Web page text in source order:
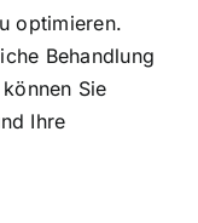
optimieren.
Behandlung
Sie
Ihre